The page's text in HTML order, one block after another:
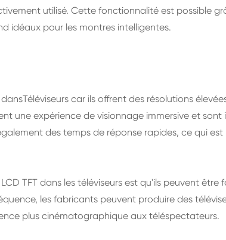
utilisé. Cette fonctionnalité est possible
idéaux pour les montres intelligentes.
car ils offrent des résolutions
une expérience de visionnage immersive et
des temps de réponse rapides, ce qui
TFT dans les téléviseurs est qu'ils peuvent être
les fabricants peuvent produire des
plus cinématographique aux téléspectateurs.